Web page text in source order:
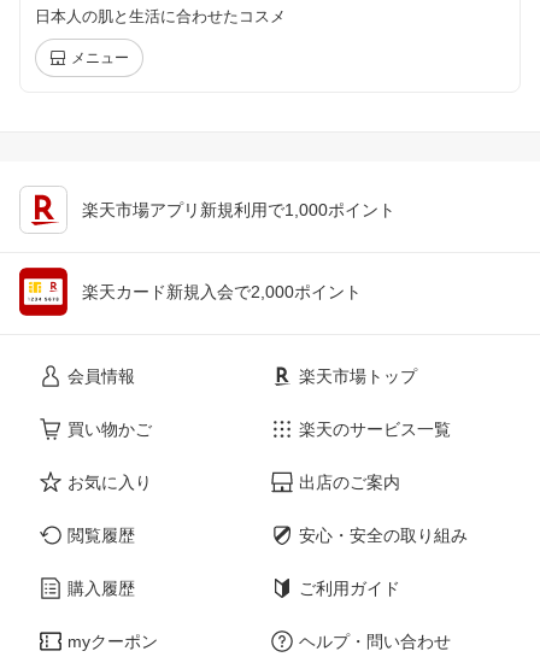
日本人の肌と生活に合わせたコスメ
メニュー
楽天市場アプリ新規利用で1,000ポイント
楽天カード新規入会で2,000ポイント
会員情報
買い物かご
お気に入り
閲覧履歴
購入履歴
myクーポン
楽天市場トップ
楽天のサービス一覧
出店のご案内
安心・安全の取り組み
ご利用ガイド
ヘルプ・問い合わせ